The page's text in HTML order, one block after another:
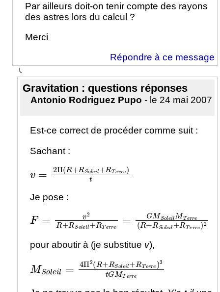
Par ailleurs doit-on tenir compte des rayons
des astres lors du calcul ?
Merci
Répondre à ce message
Gravitation : questions réponses
Antonio Rodriguez Pupo - le 24 mai 2007
Est-ce correct de procéder comme suit :
Sachant :
Π(R+RSoleil+RT
Je pose :
F= So e=GM Sol
pour aboutir à (je substitue v),
MS Π2(R+RSoleil+R